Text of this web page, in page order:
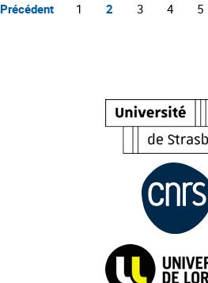
Précédent 1 2 3 4 5